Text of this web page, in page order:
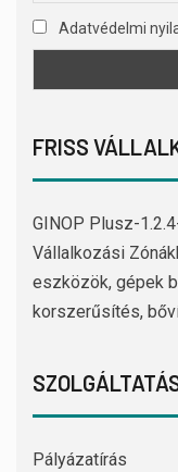
Adatvédelmi
FRISS
GINOP Plusz-
Vállalkozási
eszközök, gépek
korszerűsítés,
Pályázatírás